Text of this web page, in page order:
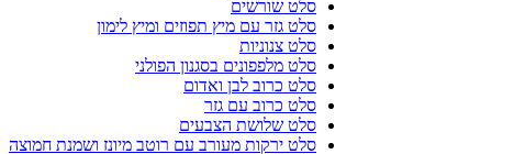
סלט שורשים
סלט גזר עם מיץ תפוזים ומיץ לימון
סלט צנוניות
סלט מלפפונים בסגנון הפולני
סלט כרוב לבן ואדום
סלט כרוב עם גזר
סלט שלושת הצבעים
סלט ירקות מעורב עם רוטב מיונז ושמנת חמוצה